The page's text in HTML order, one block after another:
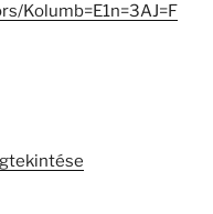
Kolumb=E1n=3AJ=F